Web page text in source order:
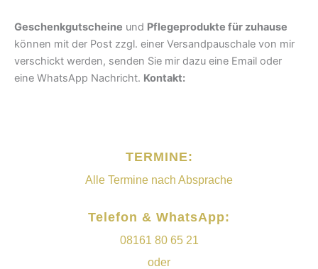
Geschenkgutscheine und Pflegeprodukte für zuhause
können mit der Post zzgl. einer Versandpauschale von mir
verschickt werden, senden Sie mir dazu eine Email oder
eine WhatsApp Nachricht. Kontakt:
TERMINE:
Alle Termine nach Absprache
Telefon & WhatsApp:
08161 80 65 21
oder